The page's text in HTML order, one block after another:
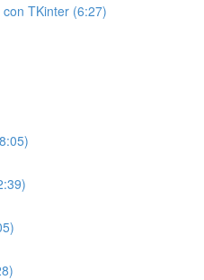
TKinter (6:27)